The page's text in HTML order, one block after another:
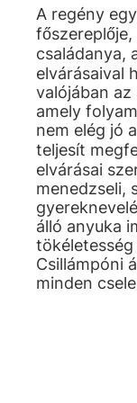
A regény
főszereplője,
családanya,
elvárásaival
valójában az
amely
nem elég jó
teljesít
elvárásai
menedzseli,
álló anyuka
Csillámpóni
minden